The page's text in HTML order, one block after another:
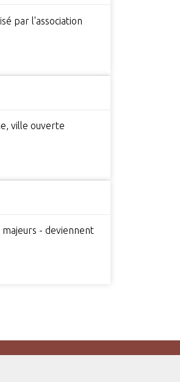
par l'association
ville ouverte
- deviennent